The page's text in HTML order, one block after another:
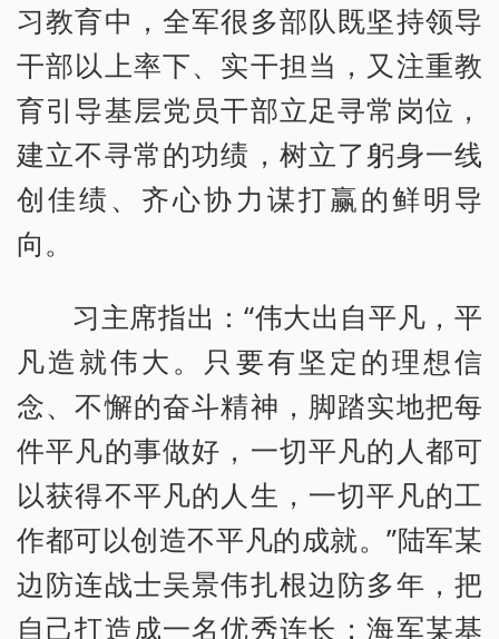
习教育中，全军很多部队既坚持领导
干部以上率下、实干担当，又注重教
育引导基层党员干部立足寻常岗位，
建立不寻常的功绩，树立了躬身一线
创佳绩、齐心协力谋打赢的鲜明导
向。
习主席指出：“伟大出自平凡，平
凡造就伟大。只要有坚定的理想信
念、不懈的奋斗精神，脚踏实地把每
件平凡的事做好，一切平凡的人都可
以获得不平凡的人生，一切平凡的工
作都可以创造不平凡的成就。”陆军某
边防连战士吴景伟扎根边防多年，把
自己打造成一名优秀连长；海军某基